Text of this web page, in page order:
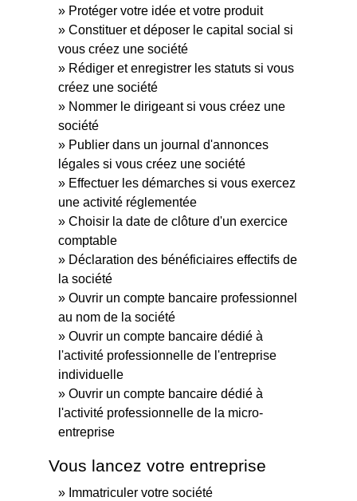
Protéger votre idée et votre produit
Constituer et déposer le capital social si
vous créez une société
Rédiger et enregistrer les statuts si vous
créez une société
Nommer le dirigeant si vous créez une
société
Publier dans un journal d'annonces
légales si vous créez une société
Effectuer les démarches si vous exercez
une activité réglementée
Choisir la date de clôture d'un exercice
comptable
Déclaration des bénéficiaires effectifs de
la société
Ouvrir un compte bancaire professionnel
au nom de la société
Ouvrir un compte bancaire dédié à
l'activité professionnelle de l'entreprise
individuelle
Ouvrir un compte bancaire dédié à
l'activité professionnelle de la micro-
entreprise
Vous lancez votre entreprise
Immatriculer votre société